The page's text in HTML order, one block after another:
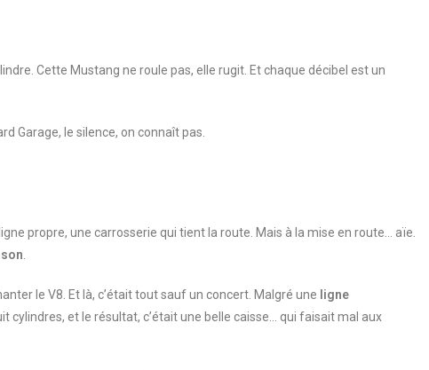
Cette Mustang ne roule pas, elle rugit. Et chaque décibel est un
Garage, le silence, on connaît pas.
propre, une carrosserie qui tient la route. Mais à la mise en route… aïe.
le V8. Et là, c’était tout sauf un concert. Malgré une ligne
cylindres, et le résultat, c’était une belle caisse… qui faisait mal aux